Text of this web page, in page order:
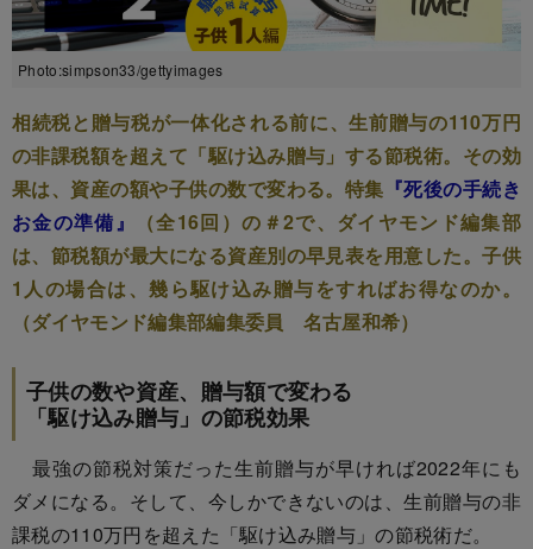
Photo:simpson33/gettyimages
相続税と贈与税が一体化される前に、生前贈与の110万円
の非課税額を超えて「駆け込み贈与」する節税術。その効
果は、資産の額や子供の数で変わる。特集 『死後の手続き
お金の準備』
（全16回）の＃2で、ダイヤモンド編集部
は、節税額が最大になる資産別の早見表を用意した。子供
1人の場合は、幾ら駆け込み贈与をすればお得なのか。
（ダイヤモンド編集部編集委員 名古屋和希）
子供の数や資産、贈与額で変わる
「駆け込み贈与」の節税効果
最強の節税対策だった生前贈与が早ければ2022年にも
ダメになる。そして、今しかできないのは、生前贈与の非
課税の110万円を超えた「駆け込み贈与」の節税術だ。